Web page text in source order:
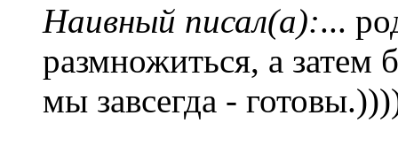
Наивный писал(а):...
размножиться, а затем
мы завсегда -